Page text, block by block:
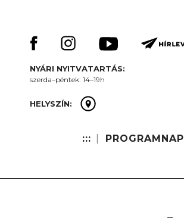
NYÁRI NYITVATARTÁS:
szerda–péntek: 14–19h
HELYSZÍN:
:::